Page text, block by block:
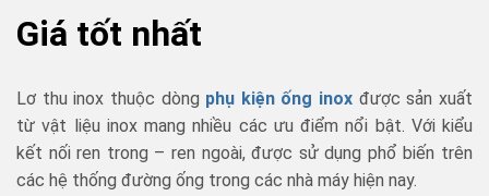
Giá tốt nhất
Lơ thu inox thuộc dòng phụ kiện ống inox được sản xuất
từ vật liệu inox mang nhiều các ưu điểm nổi bật. Với kiểu
kết nối ren trong – ren ngoài, được sử dụng phổ biến trên
các hệ thống đường ống trong các nhà máy hiện nay.